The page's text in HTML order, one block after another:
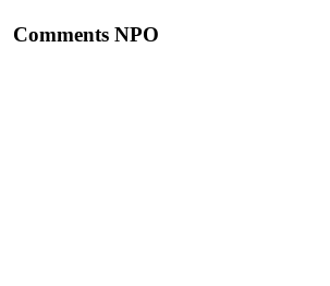
Comments NPO